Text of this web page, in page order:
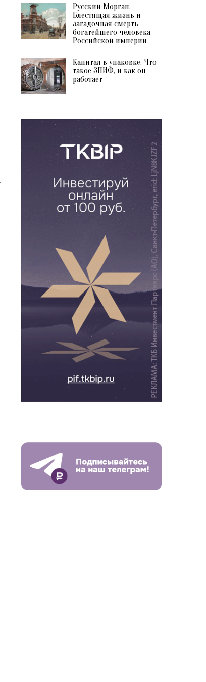
Русский Морган.
Блестящая жизнь и
загадочная смерть
богатейшего человека
Российской империи
Капитал в упаковке. Что
такое ЗПИФ, и как он
работает